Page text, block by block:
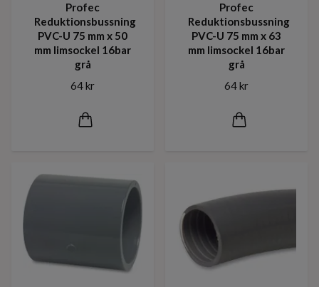
Profec
Reduktionsbussning
PVC-U 75 mm x 50
mm limsockel 16bar
grå
64 kr
Profec
Reduktionsbussning
PVC-U 75 mm x 63
mm limsockel 16bar
grå
64 kr